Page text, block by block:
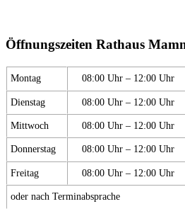
Öffnungszeiten Rathaus
Montag 08:00 Uhr – 12:00 Uhr
Dienstag 08:00 Uhr – 12:00 Uhr
Mittwoch 08:00 Uhr – 12:00 Uhr
Donnerstag 08:00 Uhr – 12:00 Uhr
Freitag 08:00 Uhr – 12:00 Uhr
oder nach Terminabsprache